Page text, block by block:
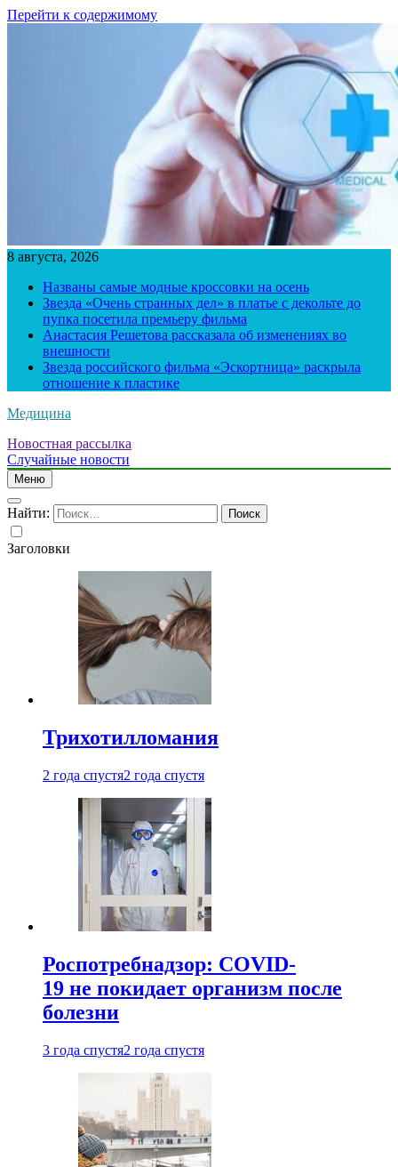
Перейти к содержимому
8 августа, 2026
Названы самые модные кроссовки на осень
Звезда «Очень странных дел» в платье с декольте до
пупка посетила премьеру фильма
Анастасия Решетова рассказала об изменениях во
внешности
Звезда российского фильма «Эскортница» раскрыла
отношение к пластике
Медицина
Новостная рассылка
Случайные новости
Меню
Найти:
Заголовки
Трихотилломания
2 года спустя2 года спустя
Роспотребнадзор: COVID-
19 не покидает организм после
болезни
3 года спустя2 года спустя